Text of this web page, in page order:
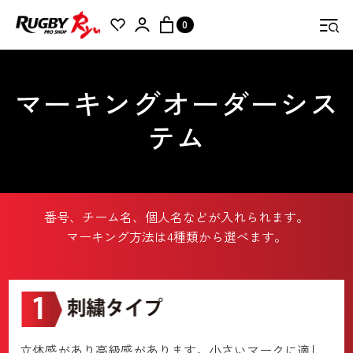
0
マーキングオーダーシス
テム
番号、チーム名、個人名などが入れられます。
マーキング方法は4種類から選べます。